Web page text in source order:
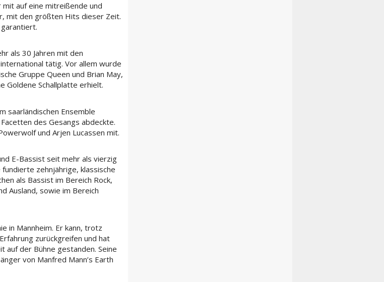
auf eine mitreißende und
mit den größten Hits dieser Zeit.
als 30 Jahren mit den
tätig. Vor allem wurde
Gruppe Queen und Brian May,
Goldene Schallplatte erhielt.
saarländischen Ensemble
des Gesangs abdeckte.
und Arjen Lucassen mit.
E-Bassist seit mehr als vierzig
zehnjährige, klassische
als Bassist im Bereich Rock,
Ausland, sowie im Bereich
in Mannheim. Er kann, trotz
zurückgreifen und hat
auf der Bühne gestanden. Seine
von Manfred Mann’s Earth